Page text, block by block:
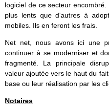
logiciel de ce secteur
plus lents que d’autres à
mobiles. Ils en feront les frais.
Net net, nous avons ici une
continuer à se moderniser et
fragmenté. La principale
valeur ajoutée vers le haut du
base ou leur réalisation par les
Notaires